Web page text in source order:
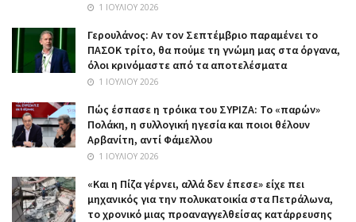
1 ΙΟΥΛΊΟΥ 2026
Γερουλάνος: Αν τον Σεπτέμβριο παραμένει το
ΠΑΣΟΚ τρίτο, θα πούμε τη γνώμη μας στα όργανα,
όλοι κρινόμαστε από τα αποτελέσματα
1 ΙΟΥΛΊΟΥ 2026
Πώς έσπασε η τρόικα του ΣΥΡΙΖΑ: Το «παρών»
Πολάκη, η συλλογική ηγεσία και ποιοι θέλουν
Αρβανίτη, αντί Φάμελλου
1 ΙΟΥΛΊΟΥ 2026
«Και η Πίζα γέρνει, αλλά δεν έπεσε» είχε πει
μηχανικός για την πολυκατοικία στα Πετράλωνα,
το χρονικό μιας προαναγγελθείσας κατάρρευσης